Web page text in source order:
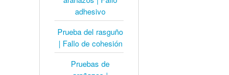
adhesivo
Prueba del rasguño
| Fallo de cohesión
Pruebas de